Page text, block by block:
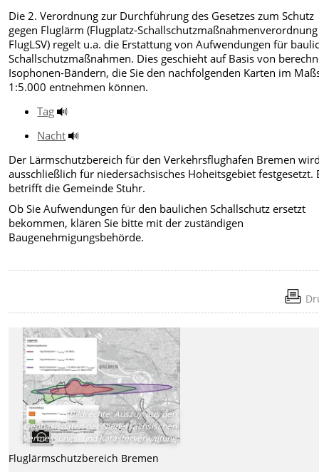
Die 2. Verordnung zur Durchführung des Gesetzes zum Schutz
gegen Fluglärm (Flugplatz-
FlugLSV) regelt u.a. die Erstattung von Aufwendungen für
Schallschutzmaßnahmen. Dies geschieht auf Basis von
Isophonen-Bändern, die Sie den nachfolgenden Karten im
1:5.000 entnehmen können.
Tag
Nacht
Der Lärmschutzbereich für den Verkehrsflughafen Bremen
ausschließlich für niedersächsisches Hoheitsgebiet festgesetzt.
betrifft die Gemeinde Stuhr.
Ob Sie Aufwendungen für den baulichen Schallschutz ersetzt
bekommen, klären Sie bitte mit der zuständigen
Baugenehmigungsbehörde.
Bildrechte:Auszug aus den
Geobasisdaten der Niedersächsischen
Vermessungs- und Katasterverwaltung
Fluglärmschutzbereich Bremen